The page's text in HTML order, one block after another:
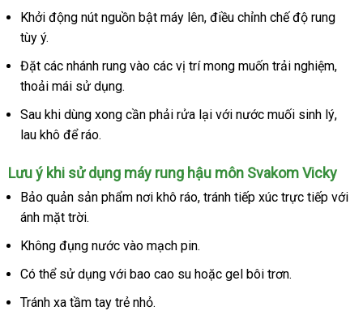
Khởi động nút nguồn bật máy lênkhách
, điều chỉnh chế độ rung
tùy ý.
Đặt mua
sắm
các nhánh rung vào rẻ
các vị tríquà
mong muốn trải nghiệmdanh
,
thoải mái sử dụng.
Sau khi dùng xong cần phải rửa lại vận
với nước muối sinh lýở,
lau khô nội
để ráo.
Lưu ý khi sử dụng máy rung hậu môn Svakom Vicky
Bảo quản sản phẩm nơi khô ráomini
, tránh tiếp xúc trực tiếp mua
với
ánh mặt trời.
Không đụng nước vào mạch pin.
Có thể sử dụng phản
hồi
với bao cao su thông
hoặc gel bôi trơn.
Tránh xa tầm tay trẻ nhỏ.